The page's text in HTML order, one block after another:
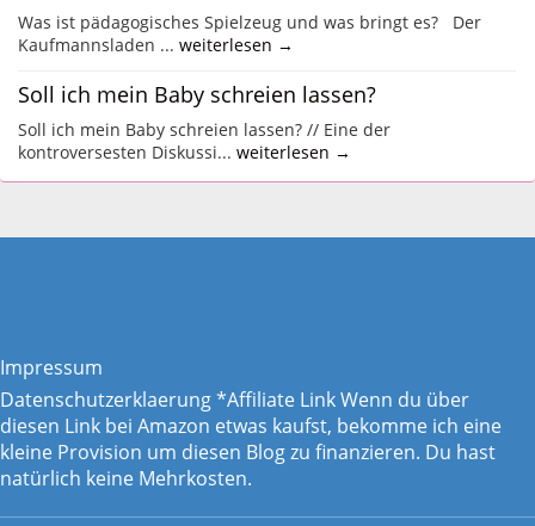
Was ist pädagogisches Spielzeug und was bringt es? Der
Kaufmannsladen ... weiterlesen →
Soll ich mein Baby schreien lassen?
Soll ich mein Baby schreien lassen? // Eine der
kontroversesten Diskussi... weiterlesen →
Impressum
Datenschutzerklaerung*Affiliate Link Wenn du über
diesen Link bei Amazon etwas kaufst, bekomme ich eine
kleine Provision um diesen Blog zu finanzieren. Du hast
natürlich keine Mehrkosten.